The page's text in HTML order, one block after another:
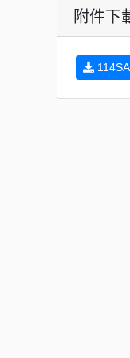
附件下